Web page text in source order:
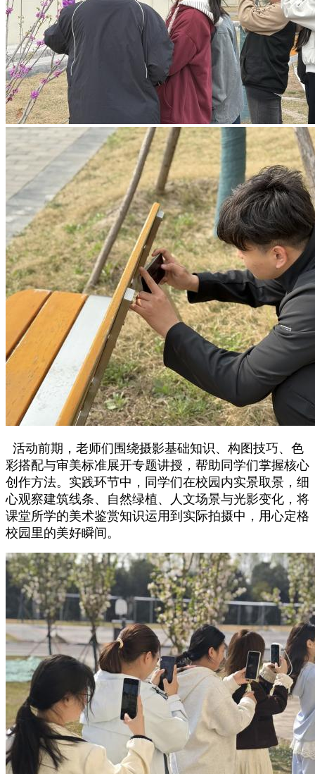
活动前期，老师们围绕摄影基础知识、构图技巧、色
彩搭配与审美标准展开专题讲授，帮助同学们掌握核心
创作方法。实践环节中，同学们在校园内实景取景，细
心观察建筑线条、自然绿植、人文场景与光影变化，将
课堂所学的美术鉴赏知识运用到实际拍摄中，用心定格
校园里的美好瞬间。